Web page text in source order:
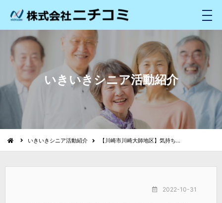
メ
ニ
ュ
いきいきシニア活動紹介
いきいきシニア活動紹介 【川崎市川崎大師地区】気持ち…
2022-10-31